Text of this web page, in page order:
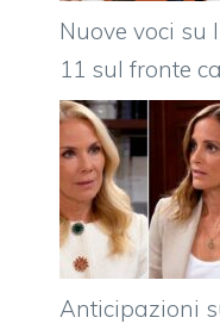
Nuove voci su
11 sul fronte
Anticipazioni